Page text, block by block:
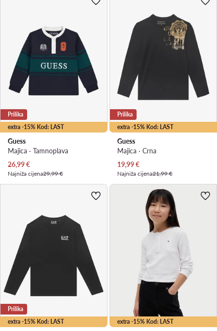
extra -15% Kod: LAST
Prilika
Guess
Majica · Tamnoplava
Trenutna cijena
26,99€
Najniža cijena29,99 €
extra -15% Kod: LAST
Prilika
Guess
Majica · Crna
Trenutna cijena
19,99€
Najniža cijena21,99 €
extra -15% Kod: LAST
Prilika
extra -15% Kod: LAST